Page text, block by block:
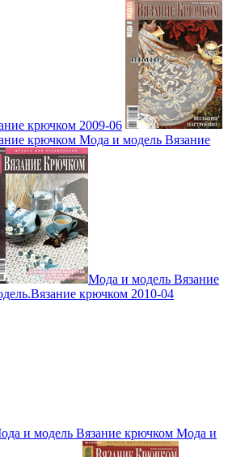
крючком 2009-06
крючком Мода и модель Вязание
Мода и модель Вязание
крючком 2010-04
и модель Вязание крючком Мода и